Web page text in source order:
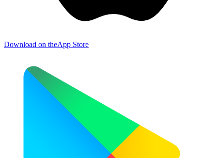
Download on theApp Store